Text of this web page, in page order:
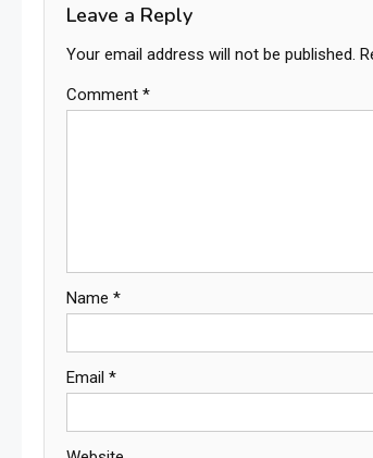
Leave a Reply
Your email address will not be published.
Comment *
Name *
Email *